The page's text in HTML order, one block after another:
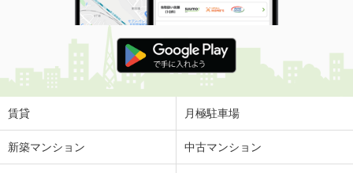
賃貸 月極駐車場
新築マンション 中古マンション